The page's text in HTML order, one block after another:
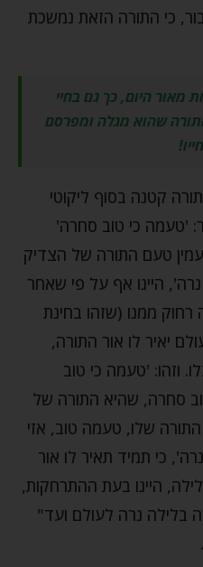
כי התורה הזאת נמשכת
מאור היום, כך גם בחיי
שהוא מגלה ומפרסם
קטנה בסוף ליקוטי
'טעמה כי טוב סחרה'
טעם התורה של הצדיק
היינו אף על פי שאחר
רחוק ממנו (שזהו בחינת
יאיר לו אור התורה,
וזהו: 'טעמה כי טוב
סחרה, שהיא התורה של
שלו, טעמה טוב, אזי
כי תמיד תאיר לו אור
היינו בעת ההתרחקות,
בלילה נרה לעולם ועד"